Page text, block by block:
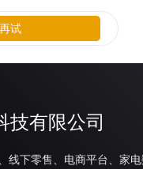
技有限公司
试